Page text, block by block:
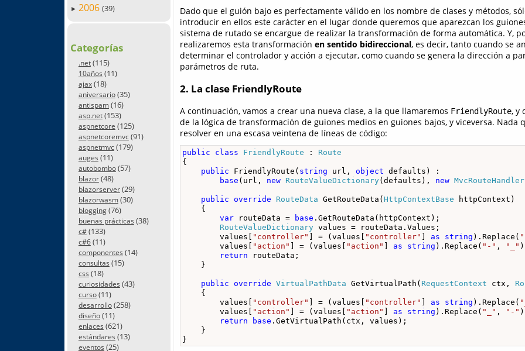
► 2006 (39)
Categorías
.net(115)
10años (11)
ajax(18)
aniversario(35)
antispam(16)
asp.net(153)
aspnetcore (125)
aspnetcoremvc(91)
aspnetmvc(179)
auges (11)
autobombo(57)
blazor(48)
blazorserver(29)
blazorwasm(30)
blogging(76)
buenas prácticas (38)
c#(133)
c#6(11)
componentes (14)
consultas (15)
css (18)
curiosidades (43)
curso(11)
desarrollo(258)
diseño(11)
enlaces (621)
estándares (13)
eventos (25)
Dado que el guión bajo es perfectamente válido en los nombre de clases y métodos,
introducir en ellos este carácter en el lugar donde queremos que aparezcan los
sistema de rutado se encargue de realizar la transformación de forma automática. Y,
realizaremos esta transformación en sentido bidireccional, es decir, tanto cuando se
determinar el controlador y acción a ejecutar, como cuando se genera la dirección a
parámetros de ruta.
2. La clase FriendlyRoute
A continuación, vamos a crear una nueva clase, a la que llamaremos FriendlyRoute, y
de la lógica de transformación de guiones medios en guiones bajos, y viceversa. Nada
resolver en una escasa veintena de líneas de código:
public class FriendlyRoute : Route
{
public FriendlyRoute( string url, object defaults) :
base (url, new RouteValueDictionary(defaults), new MvcRouteHandler
public override RouteData GetRouteData( HttpContextBase httpContext)
{
var routeData = base .GetRouteData(httpContext);
RouteValueDictionary values = routeData.Values;
values[
"controller" ] = (values[ "controller" as string ).Replace(
values[
"action" ] = (values[ "action" as string ).Replace( "-" , "_"
return routeData;
}
public override VirtualPathData GetVirtualPath( RequestContext ctx,
{
values[
"controller" ] = (values[ "controller" as string ).Replace(
values[
"action" ] = (values[ "action" as string ).Replace( "_" , "-"
return
base .GetVirtualPath(ctx, values);
}
}